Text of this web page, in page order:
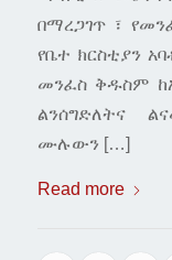
በማረጋገጥ ፣
የቤተ ክርስቲያን
መንፈስ ቅዱስም
ልንሰግድለትና
ሙሉውን […]
Read more